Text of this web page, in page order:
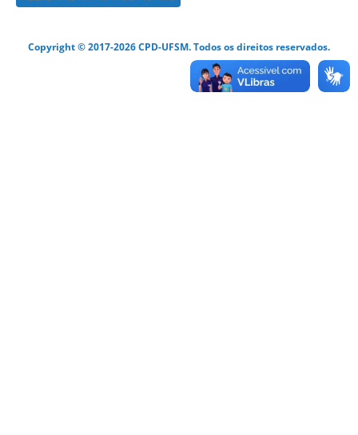
Copyright © 2017-2026 CPD-UFSM. Todos os direitos reservados.